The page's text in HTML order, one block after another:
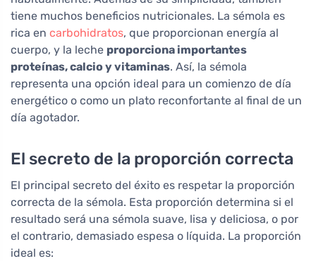
tiene muchos beneficios nutricionales. La sémola es
rica en carbohidratos, que proporcionan energía al
cuerpo, y la leche proporciona importantes
proteínas, calcio y vitaminas. Así, la sémola
representa una opción ideal para un comienzo de día
energético o como un plato reconfortante al final de un
día agotador.
El secreto de la proporción correcta
El principal secreto del éxito es respetar la proporción
correcta de la sémola. Esta proporción determina si el
resultado será una sémola suave, lisa y deliciosa, o por
el contrario, demasiado espesa o líquida. La proporción
ideal es: